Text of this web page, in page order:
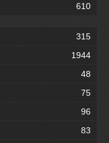
610
315
1944
48
75
96
83